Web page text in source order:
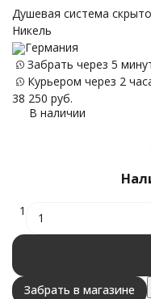
Душевая система
Никель
Германия
Забрать через 5
Курьером через 2
38 250 руб.
В наличии
1
Забрать в магазине